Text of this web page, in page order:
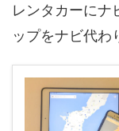
レンタカーにナ
ップをナビ代わ